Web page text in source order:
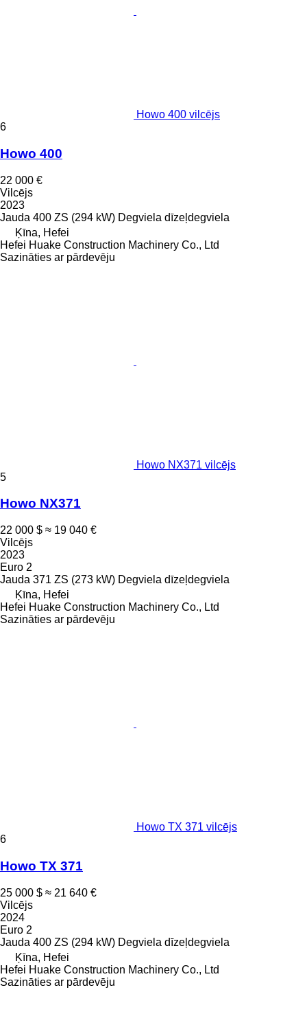
Howo 400 vilcējs
6
Howo 400
22 000 €
Vilcējs
2023
Jauda 400 ZS (294 kW) Degviela dīzeļdegviela
Ķīna, Hefei
Hefei Huake Construction Machinery Co., Ltd
Sazināties ar pārdevēju
Howo NX371 vilcējs
5
Howo NX371
22 000 $ ≈ 19 040 €
Vilcējs
2023
Euro 2
Jauda 371 ZS (273 kW) Degviela dīzeļdegviela
Ķīna, Hefei
Hefei Huake Construction Machinery Co., Ltd
Sazināties ar pārdevēju
Howo TX 371 vilcējs
6
Howo TX 371
25 000 $ ≈ 21 640 €
Vilcējs
2024
Euro 2
Jauda 400 ZS (294 kW) Degviela dīzeļdegviela
Ķīna, Hefei
Hefei Huake Construction Machinery Co., Ltd
Sazināties ar pārdevēju